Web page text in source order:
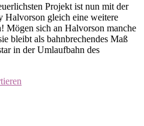
Projekt ist nun mit der
Halvorson gleich eine weitere
Mögen sich an Halvorson manche
bleibt als bahnbrechendes Maß
in der Umlaufbahn des